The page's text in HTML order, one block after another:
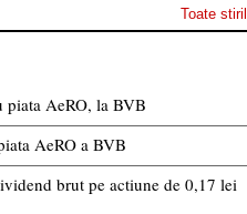
Toate
AeRO, la BVB
AeRO a BVB
brut pe actiune de 0,17 lei